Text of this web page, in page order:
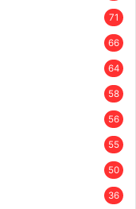
71
66
64
58
56
55
50
36